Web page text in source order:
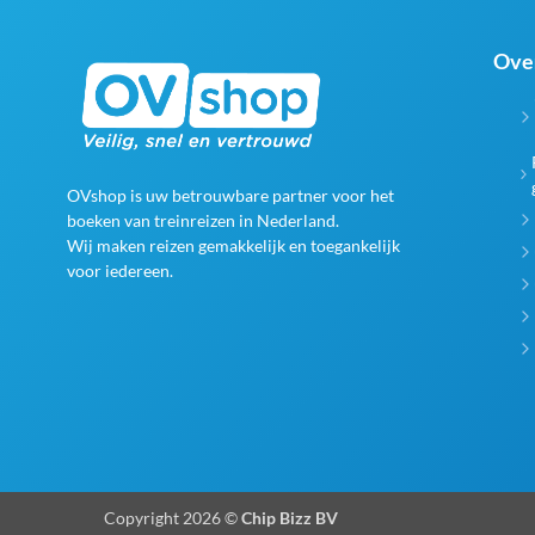
OVshop is uw betrouwbare partner voor het
boeken van treinreizen in Nederland.
Wij maken reizen gemakkelijk en toegankelijk
voor iedereen.
Copyright 2026 ©Chip Bizz BV